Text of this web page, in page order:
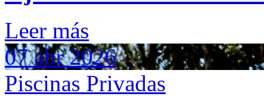
Leer más
07 abr 2026
Piscinas Privadas